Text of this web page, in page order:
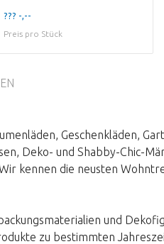
??? -,--
Preis pro Stück
Geschenkläden,
Deko- und Shabby-Chic-
kennen die neusten
und
zu bestimmten